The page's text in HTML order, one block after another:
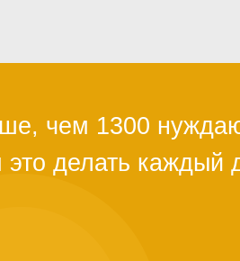
не дали нужной поддержки.
бороться и идти дальше. Как